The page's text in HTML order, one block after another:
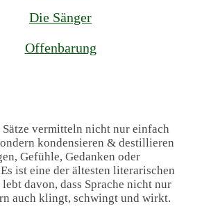
Die Sänger
Offenbarung
vermitteln nicht nur einfach
kondensieren & destillieren
Gefühle, Gedanken oder
ist eine der ältesten literarischen
davon, dass Sprache nicht nur
auch klingt, schwingt und wirkt.